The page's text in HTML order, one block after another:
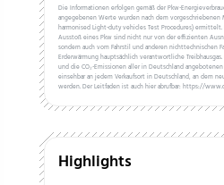
Die Informationen erfolgen gemäß der Pkw-
angegebenen Werte wurden nach dem vorgeschriebenen
harmonised Light-duty vehicles Test Procedures) ermittelt.
Ausstoß eines Pkw sind nicht nur von der effizienten
sondern auch vom Fahrstil und anderen nichttechnischen
Erderwärmung hauptsächlich verantwortliche
und die CO₂-Emissionen aller in Deutschland
einsehbar an jedem Verkaufsort in Deutschland, an dem
werden. Der Leitfaden ist auch hier abrufbar: https://
Highlights